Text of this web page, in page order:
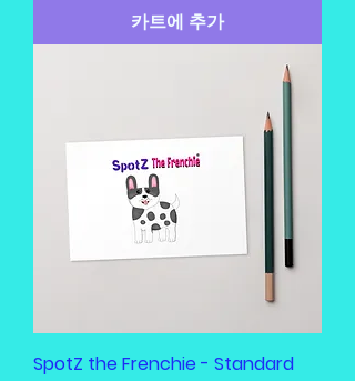
카트에 추가
SpotZ the Frenchie - Standard